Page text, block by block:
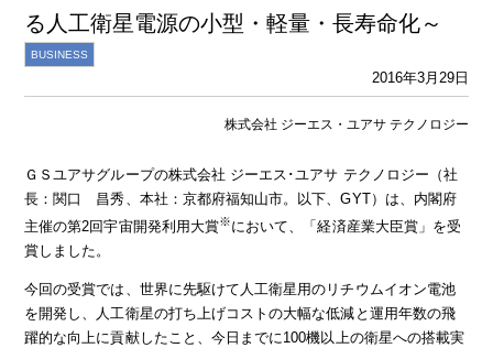
る人工衛星電源の小型・軽量・長寿命化～
BUSINESS
2016年3月29日
株式会社 ジーエス・ユアサ テクノロジー
ＧＳユアサグループの株式会社 ジーエス･ユアサ テクノロジー（社
長：関口 昌秀、本社：京都府福知山市。以下、GYT）は、内閣府
主催の第2回宇宙開発利用大賞※において、「経済産業大臣賞」を受
賞しました。
今回の受賞では、世界に先駆けて人工衛星用のリチウムイオン電池
を開発し、人工衛星の打ち上げコストの大幅な低減と運用年数の飛
躍的な向上に貢献したこと、今日までに100機以上の衛星への搭載実